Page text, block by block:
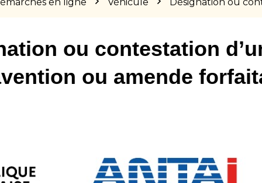
ou contestation
ou amende